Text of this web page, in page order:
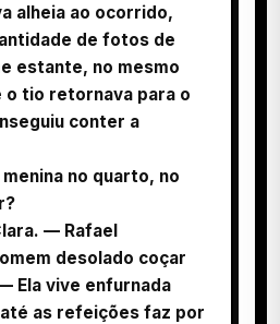
alheia ao ocorrido,
de fotos de
estante, no mesmo
o tio retornava para o
conter a
no quarto, no
— Rafael
desolado coçar
Ela vive enfurnada
as refeições faz por